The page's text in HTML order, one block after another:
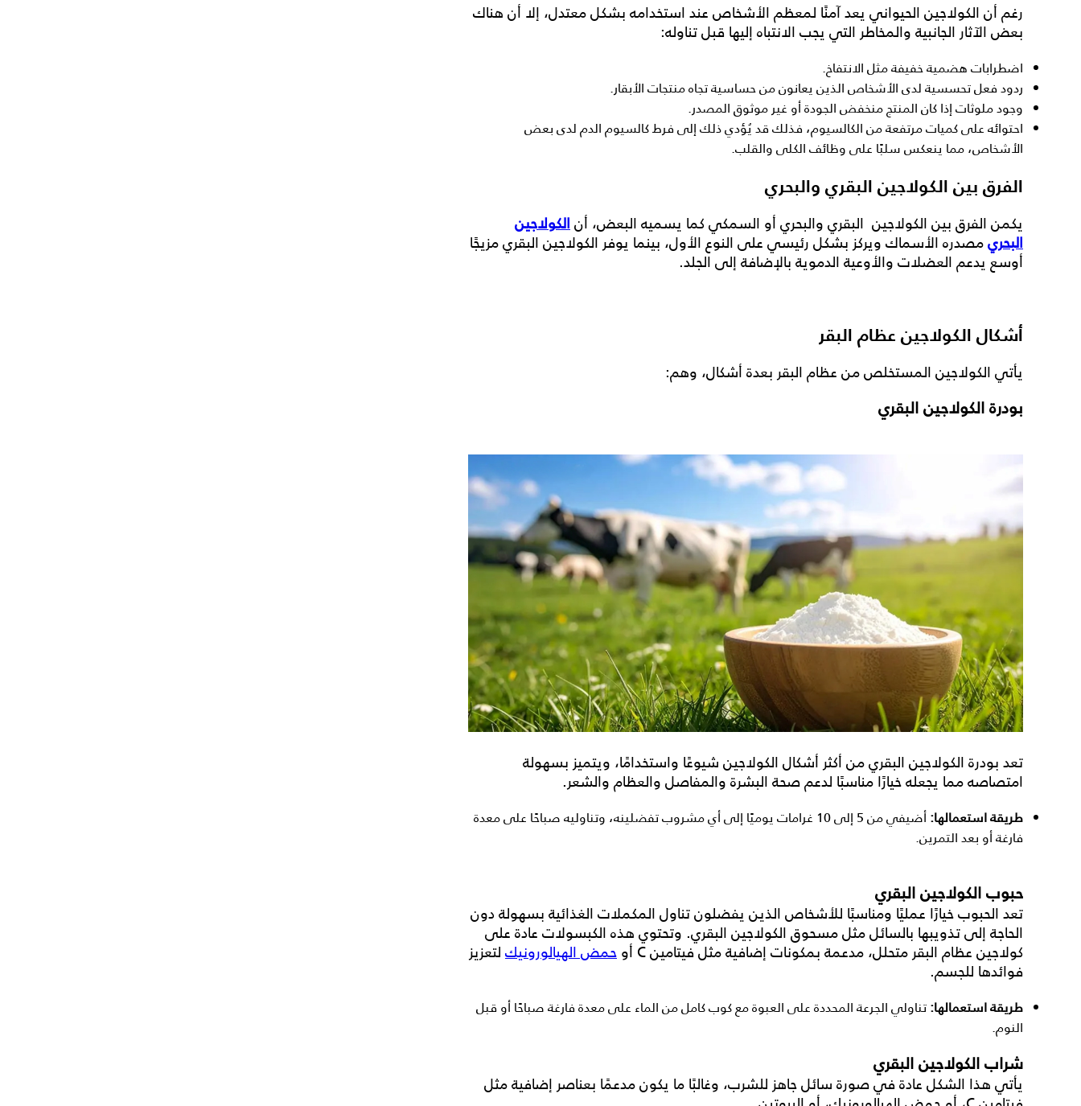
رغم أن الكولاجين الحيواني يعد آمنًا لمعظم الأشخاص عند استخدامه بشكل معتدل، إلا أن هناك
بعض الآثار الجانبية والمخاطر التي يجب الانتباه إليها قبل تناوله:
اضطرابات هضمية خفيفة مثل الانتفاخ.
ردود فعل تحسسية لدى الأشخاص الذين يعانون من حساسية تجاه منتجات الأبقار.
وجود ملوثات إذا كان المنتج منخفض الجودة أو غير موثوق المصدر.
احتوائه على كميات مرتفعة من الكالسيوم، فذلك قد يُؤدي ذلك إلى فرط كالسيوم الدم لدى بعض
الأشخاص، مما ينعكس سلبًا على وظائف الكلى والقلب.
الفرق بين الكولاجين البقري والبحري
يكمن الفرق بين الكولاجين البقري والبحري أو السمكي كما يسميه البعض، أن الكولاجين
البحريمصدره الأسماك ويركز بشكل رئيسي على النوع الأول، بينما يوفر الكولاجين البقري مزيجًا
أوسع يدعم العضلات والأوعية الدموية بالإضافة إلى الجلد.
أشكال الكولاجين عظام البقر
يأتي الكولاجين المستخلص من عظام البقر بعدة أشكال، وهم:
بودرة الكولاجين البقري
تعد بودرة الكولاجين البقريمن أكثر أشكال الكولاجين شيوعًا واستخدامًا، ويتميز بسهولة
امتصاصه مما يجعله خيارًا مناسبًا لدعم صحة البشرة والمفاصل والعظام والشعر.
طريقة استعمالها:
أضيفي من 5 إلى 10 غرامات يوميًا إلى أي مشروب تفضلينه، وتناوليه صباحًا على معدة
فارغة أو بعد التمرين.
حبوب الكولاجين البقري
تعد الحبوبخيارًا عمليًا ومناسبًا للأشخاص الذين يفضلون تناول المكملات الغذائية بسهولة دون
الحاجة إلى تذويبها بالسائل مثلمسحوق الكولاجين البقري. وتحتوي هذه الكبسولات عادة على
كولاجين عظام البقر متحلل، مدعمة بمكونات إضافية مثل فيتامين C أو
حمض الهيالورونيك لتعزيز
فوائدها للجسم.
طريقة استعمالها: تناولي الجرعة المحددة على العبوة مع كوب كامل من الماء على معدة فارغة صباحًا أو قبل
النوم.
شراب الكولاجين البقري
يأتي هذا الشكل عادة في صورة سائل جاهز للشرب، وغالبًا ما يكون مدعمًا بعناصر إضافية مثل